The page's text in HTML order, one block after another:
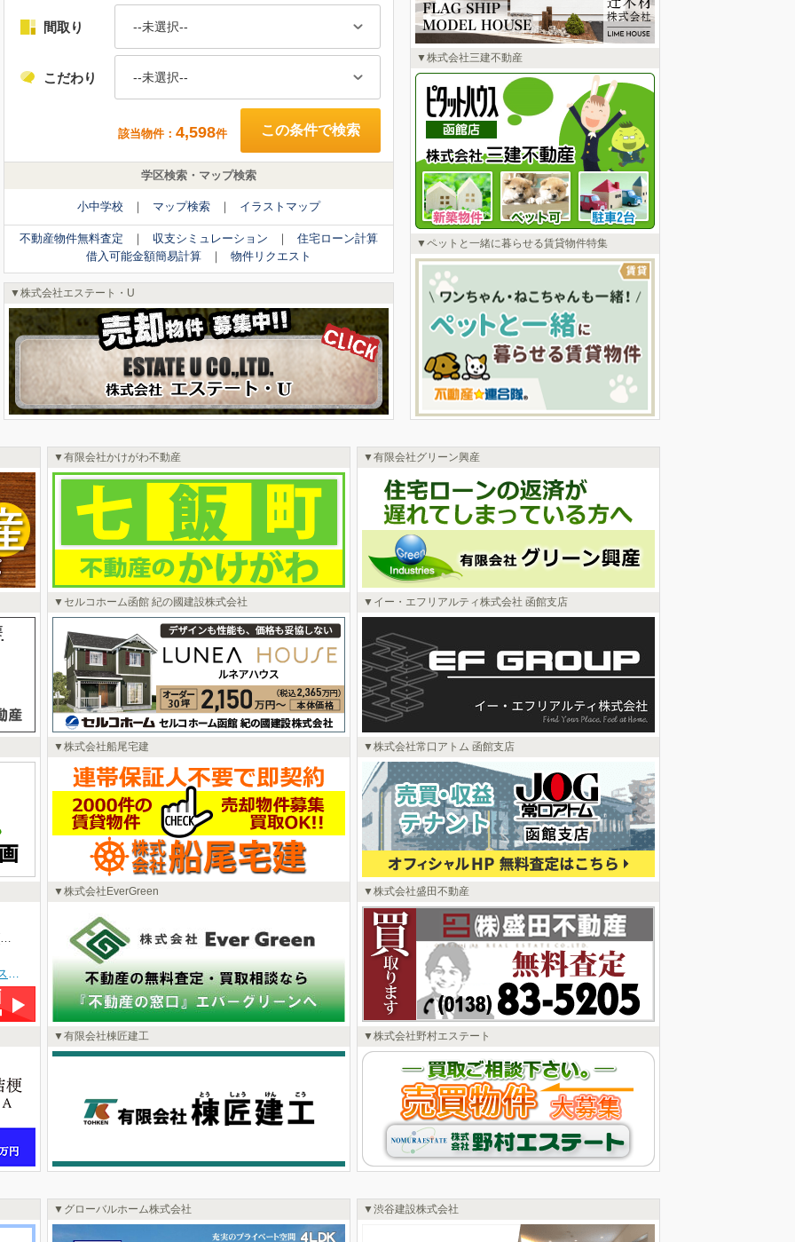
間取り --未選択--
こだわり --未選択--
該当物件： 4,598件
学区検索・マップ検索
小中学校 マップ検索 イラストマップ
不動産物件無料査定 収支シミュレーション
住宅ローン計算
借入可能金額簡易計算
物件リクエスト
利回り
築年
--未選択--
該当物件： 384件
不動産物件無料査定 収支シミュレーション
住宅ローン計算
借入可能金額簡易計算
物件リクエスト
不動産投資専門サイト
株式会社エステート・U
株式会社三建不動産
ペットと一緒に暮らせる賃貸物件特集
3LDK | 築36年 | 3階/4階建(地下1階)
■函館市元町に佇む「プレステージ函館元町」3階のお部屋をご紹介します。広々84.95㎡の3LDKは、ご家族皆様でゆったりお過ごしいただける空間です■2026年5月完了の室内リフォームでクロスやフローリング、畳も新しくなり、気持ちの良い新生活をスタートできます。LDKは18.8帖(LD15.3+K3.5)、南西向きの大型バルコニーからは函館山を望み、日当たりも良好な角部屋。建物前面道路および屋上階からは函館港を望めます。全居室収納やシューズボックスも完備で、お部屋をすっきり保てます■周辺には認定こども園や高校が徒歩2分、コープさっぽろや病院、郵便局、コンビニなど徒歩圏内で、日々の暮らしに便利な施設が揃っています。函館市電「末広町」停まで徒歩9分、バス停も徒歩6分と交通アクセスも良好です■オートロックやモニタ付インターホンでセキュリティも安心。歴史と自然を感じる元町エリアで、快適な暮らしを始めてみませんか？パノラマ写真で室内の様子をぜひご覧ください！■物件に関することは「㈲あすなろ宅建☎0138-45-2103(よいふどうさん)」までお気軽にお問い合わせください☆★☆
有限会社かけがわ不動産
セルコホーム函館 紀の國建設株式会社
株式会社船尾宅建
株式会社EverGreen
有限会社棟匠建工
有限会社グリーン興産
イー・エフリアルティ株式会社 函館支店
株式会社常口アトム 函館支店
株式会社盛田不動産
株式会社野村エステート
グローバルホーム株式会社 渋谷建設株式会社